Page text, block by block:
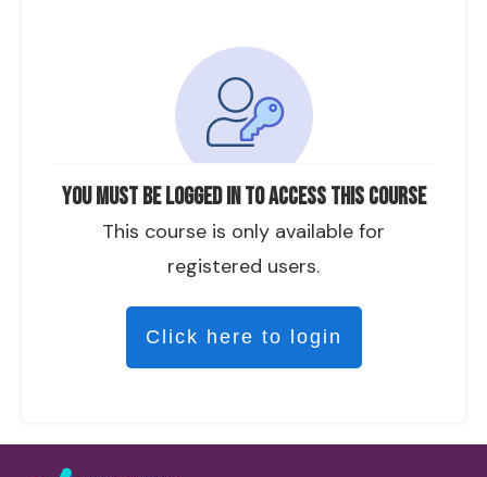
You must be logged in to access this course
This course is only available for
registered users.
Click here to login